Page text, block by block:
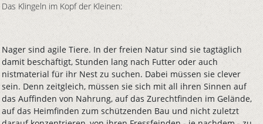
Das Klingeln im Kopf der Kleinen:
Nager sind agile Tiere. In der freien Natur sind sie tagtäglich
damit beschäftigt, Stunden lang nach Futter oder auch
nistmaterial für ihr Nest zu suchen. Dabei müssen sie clever
sein. Denn zeitgleich, müssen sie sich mit all ihren Sinnen auf
das Auffinden von Nahrung, auf das Zurechtfinden im Gelände,
auf das Heimfinden zum schützenden Bau und nicht zuletzt